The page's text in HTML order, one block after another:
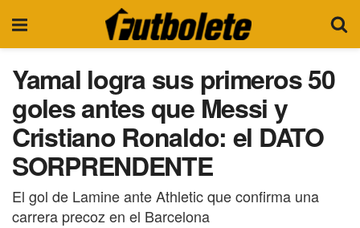
Yamal logra sus primeros 50
goles antes que Messi y
Cristiano Ronaldo: el DATO
SORPRENDENTE
El gol de Lamine ante Athletic que confirma una
carrera precoz en el Barcelona